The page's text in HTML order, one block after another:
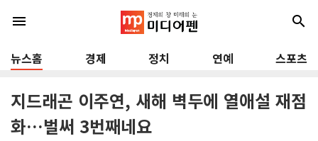
menu search
뉴스홈 경제 정치 연예 스포츠
지드래곤 이주연, 새해 벽두에 열애설 재점
화…벌써 3번째네요